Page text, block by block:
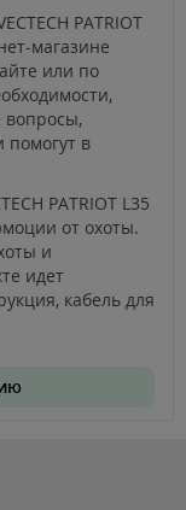
PATRIOT
магазине
или по
вопросы,
помогут в
PATRIOT L35
от охоты.
и
идет
кабель для